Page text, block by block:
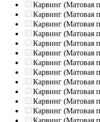
Карвинг (Матовая
Карвинг (Матовая
Карвинг (Матовая
Карвинг (Матовая
Карвинг (Матовая
Карвинг (Матовая
Карвинг (Матовая
Карвинг (Матовая
Карвинг (Матовая
Карвинг (Матовая
Карвинг (Матовая
Карвинг (Матовая